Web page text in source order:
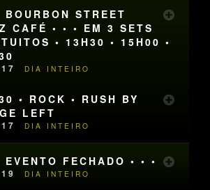
BOURBON STREET
CAFÉ • • • EM 3 SETS
• 13H30 • 15H00 •
DIA INTEIRO
• ROCK • RUSH BY
LEFT
DIA INTEIRO
EVENTO FECHADO • • •
DIA INTEIRO